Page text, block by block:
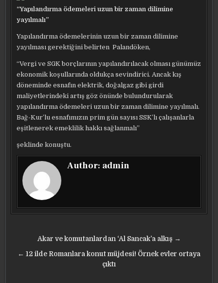
“Yapılandırma ödemeleri uzun bir zaman dilimine
yayılmalı”
Yapılandırma ödemelerinin uzun bir zaman dilimine
yayılması gerektiğini belirten Palandöken,
“Vergi ve SGK borçlarının yapılandırılacak olması günümüz
ekonomik koşullarında oldukça sevindirici. Ancak kış
döneminde esnafın elektrik, doğalgaz gibi girdi
maliyetlerindeki artış göz önünde bulundurularak
yapılandırma ödemeleri uzun bir zaman dilimine yayılmalı.
Bağ-Kur’lu esnafımızın prim gün sayısı SSK’lı çalışanlarla
eşitlenerek emeklilik hakkı sağlanmalı”
şeklinde konuştu.
Author: admin
gezinmesi
Akar ve komutanlardan ‘Al Sancak’a alkış →
← 12 ilde Romanlara konut müjdesi! Örnek evler ortaya
çıktı